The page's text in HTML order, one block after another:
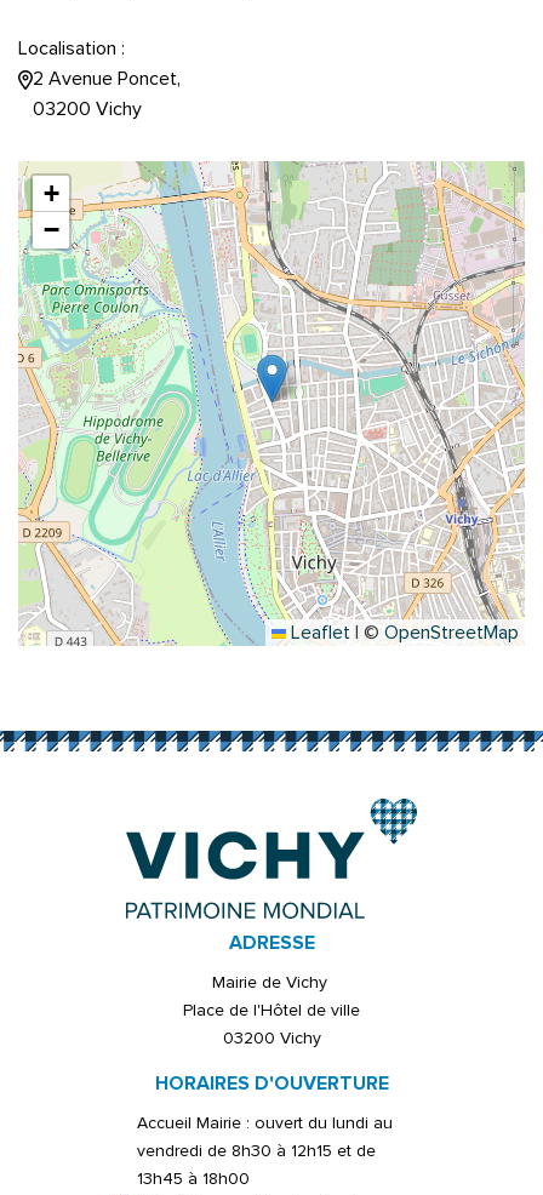
Localisation :
2 Avenue Poncet,
03200 Vichy
+
−
Leaflet | © OpenStreetMap
ADRESSE
Mairie de Vichy
Place de l'Hôtel de ville
03200 Vichy
HORAIRES D'OUVERTURE
Accueil Mairie : ouvert du lundi au
vendredi de 8h30 à 12h15 et de
13h45 à 18h00